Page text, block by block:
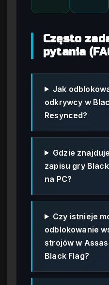
Często
pytania
Jak
odkrywcy w
Resynced?
Gdzie
zapisu gry
na PC?
Czy istnieje
odblokowanie
strojów w
Black Flag?